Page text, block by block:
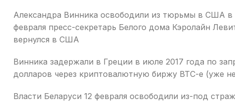
Александра Винника освободили из тюрьмы в США в
февраля пресс-секретарь Белого дома Кэролайн
вернулся в США
Винника задержали в Греции в июле 2017 года по
долларов через криптовалютную биржу BTC-e (уже
Власти Беларуси 12 февраля освободили из-под